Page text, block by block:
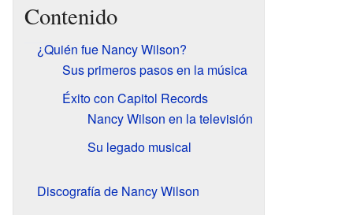
Contenido
¿Quién fue Nancy Wilson?
Sus primeros pasos en la música
Éxito con Capitol Records
Nancy Wilson en la televisión
Su legado musical
Discografía de Nancy Wilson